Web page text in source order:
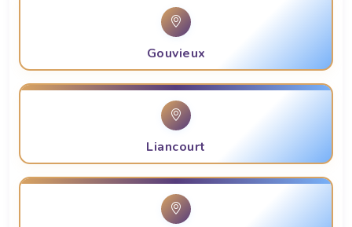
Gouvieux
Liancourt